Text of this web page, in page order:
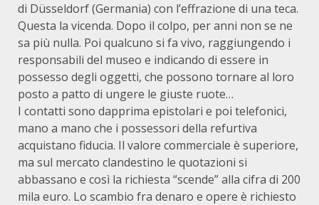
di Düsseldorf (Germania) con l’effrazione di una teca.
Questa la vicenda. Dopo il colpo, per anni non se ne
sa più nulla. Poi qualcuno si fa vivo, raggiungendo i
responsabili del museo e indicando di essere in
possesso degli oggetti, che possono tornare al loro
posto a patto di ungere le giuste ruote…
I contatti sono dapprima epistolari e poi telefonici,
mano a mano che i possessori della refurtiva
acquistano fiducia. Il valore commerciale è superiore,
ma sul mercato clandestino le quotazioni si
abbassano e così la richiesta “scende” alla cifra di 200
mila euro. Lo scambio fra denaro e opere è richiesto